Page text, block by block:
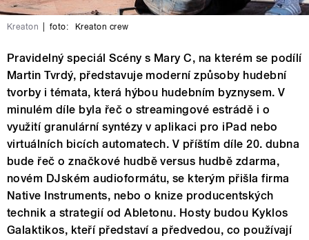
Kreaton foto: Kreaton crew
Pravidelný speciál Scény s Mary C, na kterém se podílí
Martin Tvrdý, představuje moderní způsoby hudební
tvorby i témata, která hýbou hudebním byznysem. V
minulém díle byla řeč o streamingové estrádě i o
využití granulární syntézy v aplikaci pro iPad nebo
virtuálních bicích automatech. V příštím díle 20. dubna
bude řeč o značkové hudbě versus hudbě zdarma,
novém DJském audioformátu, se kterým přišla firma
Native Instruments, nebo o knize producentských
technik a strategií od Abletonu. Hosty budou Kyklos
Galaktikos, kteří představí a předvedou, co používají